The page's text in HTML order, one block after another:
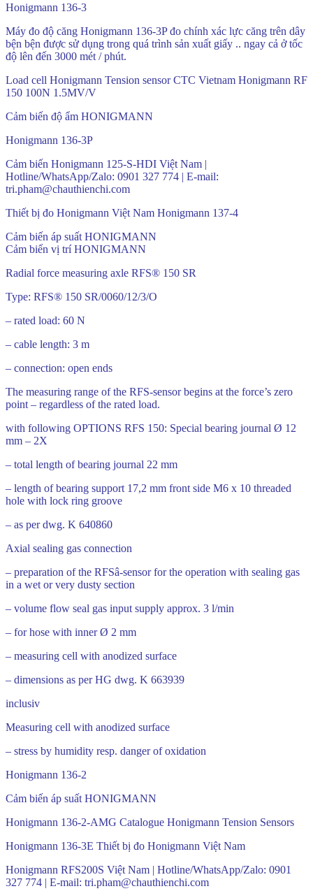
Honigmann 136-3
Máy đo độ căng Honigmann 136-3P đo chính xác lực căng trên dây
bện bện được sử dụng trong quá trình sản xuất giấy .. ngay cả ở tốc
độ lên đến 3000 mét / phút.
Load cell Honigmann Tension sensor CTC Vietnam Honigmann RF
150 100N 1.5MV/V
Cảm biến độ ẩm HONIGMANN
Honigmann 136-3P
Cảm biến Honigmann 125-S-HDI Việt Nam |
Hotline/WhatsApp/Zalo: 0901 327 774 | E-mail:
tri.pham@chauthienchi.com
Thiết bị đo Honigmann Việt Nam Honigmann 137-4
Cảm biến áp suất HONIGMANN
Cảm biến vị trí HONIGMANN
Radial force measuring axle RFS® 150 SR
Type: RFS® 150 SR/0060/12/3/O
– rated load: 60 N
– cable length: 3 m
– connection: open ends
The measuring range of the RFS-sensor begins at the force’s zero
point – regardless of the rated load.
with following OPTIONS RFS 150: Special bearing journal Ø 12
mm – 2X
– total length of bearing journal 22 mm
– length of bearing support 17,2 mm front side M6 x 10 threaded
hole with lock ring groove
– as per dwg. K 640860
Axial sealing gas connection
– preparation of the RFSâ-sensor for the operation with sealing gas
in a wet or very dusty section
– volume flow seal gas input supply approx. 3 l/min
– for hose with inner Ø 2 mm
– measuring cell with anodized surface
– dimensions as per HG dwg. K 663939
inclusiv
Measuring cell with anodized surface
– stress by humidity resp. danger of oxidation
Honigmann 136-2
Cảm biến áp suất HONIGMANN
Honigmann 136-2-AMG Catalogue Honigmann Tension Sensors
Honigmann 136-3E Thiết bị đo Honigmann Việt Nam
Honigmann RFS200S Việt Nam | Hotline/WhatsApp/Zalo: 0901
327 774 | E-mail: tri.pham@chauthienchi.com